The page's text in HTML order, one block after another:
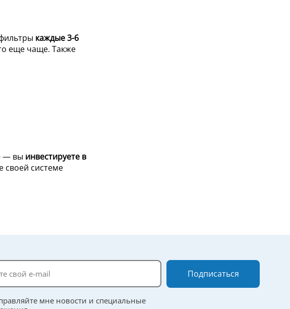
каждые 3-6
еще чаще. Также
— вы инвестируете в
своей системе
мне новости и специальные
Подписаться